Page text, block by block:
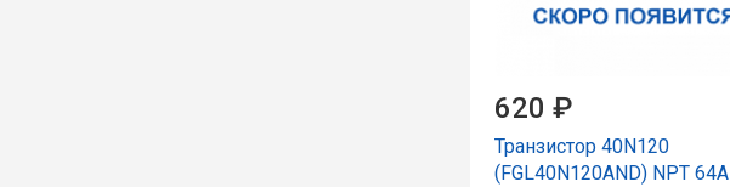
620 ₽
Транзистор 40N120
(FGL40N120AND) NPT 64A